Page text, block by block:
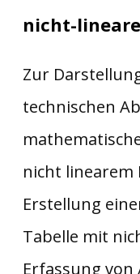
nicht-
Zur
technischen
nicht
Erstellung
Tabelle mit
Erfassung